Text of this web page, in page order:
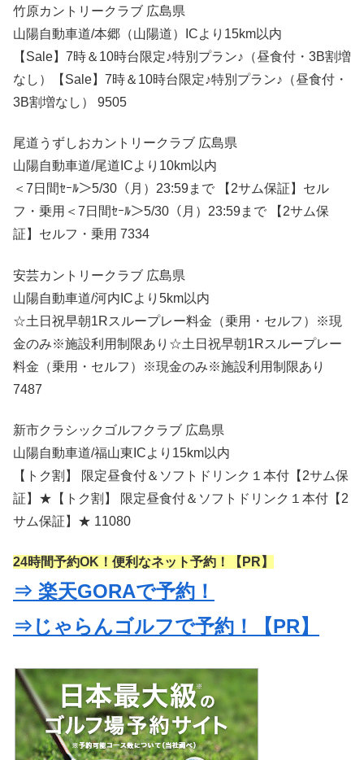
竹原カントリークラブ 広島県
山陽自動車道/本郷（山陽道）ICより15km以内
【Sale】7時＆10時台限定♪特別プラン♪（昼食付・3B割増
なし）【Sale】7時＆10時台限定♪特別プラン♪（昼食付・
3B割増なし） 9505
尾道うずしおカントリークラブ 広島県
山陽自動車道/尾道ICより10km以内
＜7日間ｾｰﾙ＞5/30（月）23:59まで 【2サム保証】セル
フ・乗用＜7日間ｾｰﾙ＞5/30（月）23:59まで 【2サム保
証】セルフ・乗用 7334
安芸カントリークラブ 広島県
山陽自動車道/河内ICより5km以内
☆土日祝早朝1Rスループレー料金（乗用・セルフ）※現
金のみ※施設利用制限あり☆土日祝早朝1Rスループレー
料金（乗用・セルフ）※現金のみ※施設利用制限あり
7487
新市クラシックゴルフクラブ 広島県
山陽自動車道/福山東ICより15km以内
【トク割】 限定昼食付＆ソフトドリンク１本付【2サム保
証】★【トク割】 限定昼食付＆ソフトドリンク１本付【2
サム保証】★ 11080
24時間予約OK！便利なネット予約！【PR】
⇒ 楽天GORAで予約！
⇒じゃらんゴルフで予約！【PR】